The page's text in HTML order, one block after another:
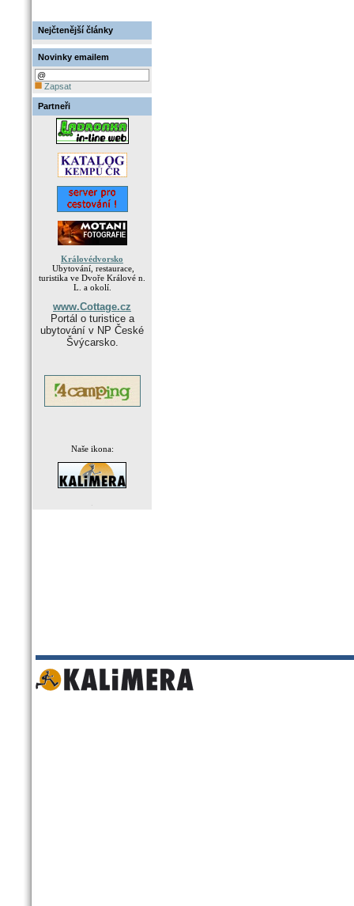
Nejčtenější články
Novinky emailem
Zapsat
Partneři
Královédvorsko
Ubytování, restaurace,
turistika ve Dvoře Králové n.
L. a okolí.
www.Cottage.cz
Portál o turistice a
ubytování v NP České
Švýcarsko.
Naše ikona: